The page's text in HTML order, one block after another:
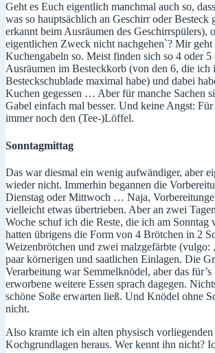
Geht es Euch eigentlich manchmal auch so,
was so hauptsächlich an Geschirr oder Besteck
erkannt beim Ausräumen des Geschirrspülers),
eigentlichen Zweck nicht nachgehen`? Mir geht
Kuchengabeln so. Meist finden sich so 4 oder 5
Ausräumen im Besteckkorb (von den 6, die ich
Besteckschublade maximal habe) und dabei
Kuchen gegessen … Aber für manche Sachen
Gabel einfach mal besser. Und keine Angst:
immer noch den (Tee-)Löffel.
Sonntagmittag
Das war diesmal ein wenig aufwändiger, aber
wieder nicht. Immerhin begannen die
Dienstag oder Mittwoch … Naja,
vielleicht etwas übertrieben. Aber an zwei
Woche schuf ich die Reste, die ich am Sonntag
hatten übrigens die Form von 4 Brötchen in 2
Weizenbrötchen und zwei malzgefärbte (vulgo:
paar körnerigen und saatlichen Einlagen. Die
Verarbeitung war Semmelknödel, aber das
erworbene weitere Essen sprach dagegen.
schöne Soße erwarten ließ. Und Knödel ohne
nicht.
Also kramte ich ein alten physisch
Kochgrundlagen heraus. Wer kennt ihn nicht?